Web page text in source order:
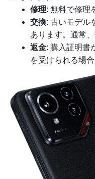
修理: 無料で修理
交換: 古いモデル
あります。通常
返金: 購入証明書
を受けられる場合